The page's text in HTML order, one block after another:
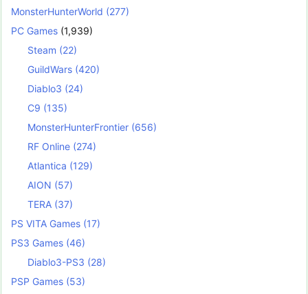
MonsterHunterWorld (277)
PC Games (1,939)
Steam (22)
GuildWars (420)
Diablo3 (24)
C9 (135)
MonsterHunterFrontier (656)
RF Online (274)
Atlantica (129)
AION (57)
TERA (37)
PS VITA Games (17)
PS3 Games (46)
Diablo3-PS3 (28)
PSP Games (53)